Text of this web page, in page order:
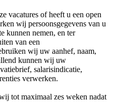
vacatures of heeft u een open
wij persoonsgegevens van u
kunnen nemen, en ter
van een
wij uw aanhef, naam,
kunnen wij uw
salarisindicatie,
verwerken.
tot maximaal zes weken nadat